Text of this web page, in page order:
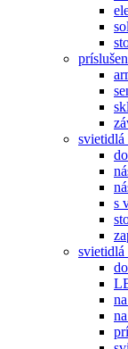
svietidlá
s
svietidlá